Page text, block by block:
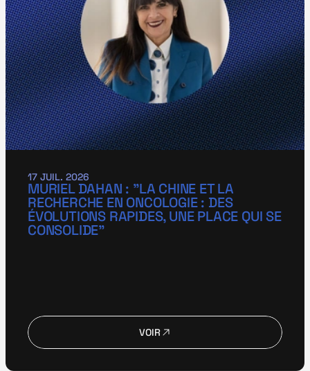
17 JUIL. 2026
MURIEL DAHAN : "LA CHINE ET LA
RECHERCHE EN ONCOLOGIE : DES
ÉVOLUTIONS RAPIDES, UNE PLACE QUI SE
CONSOLIDE"
VOIR